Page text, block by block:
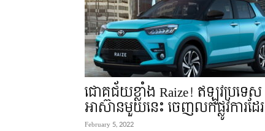
ជោគជ័យខ្លាំង Raize! ឥឡូវប្រទេស
អាស៊ានមួយនេះ ចេញលក់ផ្លូវការដែរ
February 5, 2022